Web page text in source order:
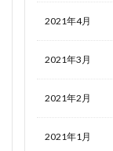
2021年4月
2021年3月
2021年2月
2021年1月